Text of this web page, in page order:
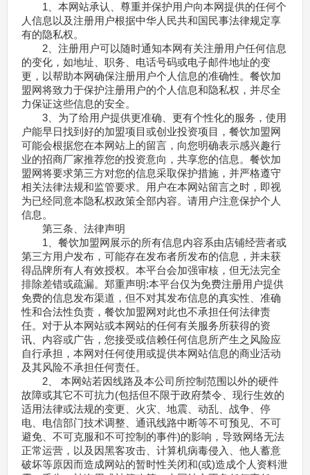
1、本网站承认、尊重并保护用户向本网提供的任何个
人信息以及注册用户根据中华人民共和国民事法律规定享
有的隐私权。
2、注册用户可以随时通知本网有关注册用户任何信息
的变化，如地址、职务、电话号码或电子邮件地址的变
更，以帮助本网确保注册用户个人信息的准确性。餐饮加
盟网将致力于保护注册用户的个人信息和隐私权，并尽全
力保证这些信息的安全。
3、为了给用户提供更准确、更有个性化的服务，使用
户能早日找到好的加盟项目或创业投资项目，餐饮加盟网
可能会根据您在本网站上的留言，向您明确表示感兴趣行
业的招商厂家推荐您的投资意向，共享您的信息。餐饮加
盟网将要求第三方对您的信息采取保护措施，并严格遵守
相关法律法规和监管要求。用户在本网站留言之时，即视
为已经同意本隐私权政策全部内容。请用户注意保护个人
信息。
第三条、法律声明
1、餐饮加盟网展示的所有信息内容系由店铺经营者或
第三方用户发布，可能存在发布者所发布的信息，并未获
得品牌所有人有效授权。本平台会加强审核，但无法完全
排除差错或疏漏。郑重声明:本平台仅为免费注册用户提供
免费的信息发布渠道，但不对其发布信息的真实性、准确
性和合法性负责，餐饮加盟网对此也不承担任何法律责
任。对于从本网站或本网站的任何有关服务所获得的资
讯、内容或广告，您接受或信赖任何信息所产生之风险应
自行承担，本网对任何使用或提供本网站信息的商业活动
及其风险不承担任何责任。
2、 本网站若因线路及本公司所控制范围以外的硬件
故障或其它不可抗力(包括但不限于政府禁令、现行生效的
适用法律或法规的变更、火灾、地震、动乱、战争、停
电、电信部门技术调整、通讯线路中断等不可预见、不可
避免、不可克服和不可控制的事件)的影响，导致网络无法
正常运营，以及因黑客攻击、计算机病毒侵入、他人蓄意
破坏等原因而造成网站的暂时性关闭和(或)造成个人资料泄